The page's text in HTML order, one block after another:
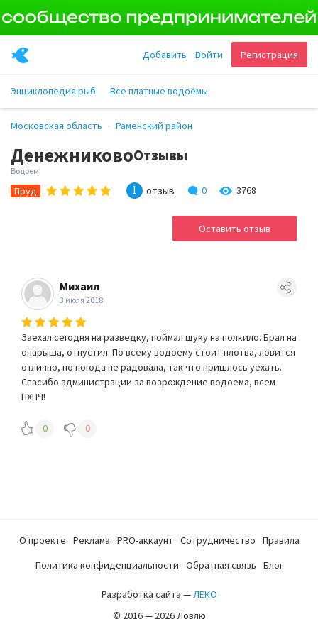
Регистрация
Войти
Добавить
Энциклопедия рыб Все платные водоёмы
Московская область Раменский район
ДенежниковоОтзывы
Водоем
Пруд 1 отзыв 0 3768
Оставить отзыв
Михаил
3 июля 2018
Заехал сегодня на разведку, поймал щуку на полкило. Брал на
опарыша, отпустил. По всему водоему стоит плотва, ловится
отлично, но погода не радовала, так что пришлось уехать.
Спасибо администрации за возрождение водоема, всем
НХНЧ!
0 0
О проекте Реклама PRO-аккаунт Сотрудничество
Правила
Политика конфиденциальности
Обратная связь Блог
Разработка сайта —ЛЕКО
© 2016 — 2026 Ловлю